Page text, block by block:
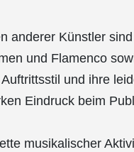
anderer Künstler
und Flamenco
und ihre
Eindruck beim
musikalischer